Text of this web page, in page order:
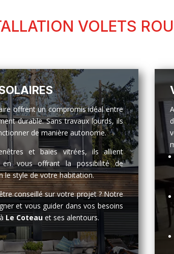
VOLETS
offrent un compromis idéal entre
durable. Sans travaux lourds, ils
de manière autonome.
et baies vitrées, ils allient
vous offrant la possibilité de
le style de votre habitation.
conseillé sur votre projet ? Notre
et vous guider dans vos besoins
Le Coteauet ses alentours.